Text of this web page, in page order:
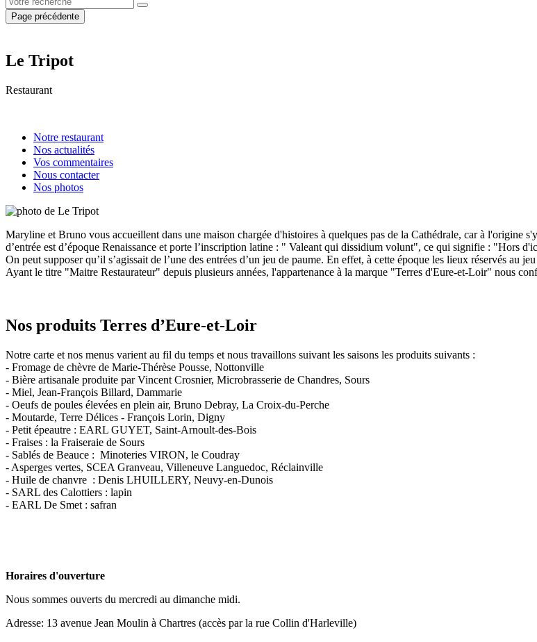
Page précédente
Le Tripot
Restaurant
Notre restaurant
Nos actualités
Vos commentaires
Nous contacter
Nos photos
Maryline et Bruno vous accueillent dans une maison chargée d'histoires à quelques pas de la Cathédrale, car à l'origine
d’entrée est d’époque Renaissance et porte l’inscription latine : " Valeant qui dissidium volunt", ce qui signifie : "Hors
On peut supposer qu’il s’agissait de l’une des entrées d’un jeu de paume. En effet, à cette époque les lieux réservés au
Ayant le titre "Maitre Restaurateur" depuis plusieurs années, l'appartenance à la marque "Terres d'Eure-et-Loir" nous
Nos produits Terres d’Eure-et-Loir
Notre carte et nos menus varient au fil du temps et nous travaillons suivant les saisons les produits suivants :
- Fromage de chèvre de Marie-Thérèse Pousse, Nottonville
- Bière artisanale produite par Vincent Crosnier, Microbrasserie de Chandres, Sours
- Miel, Jean-François Billard, Dammarie
- Oeufs de poules élevées en plein air, Bruno Debray, La Croix-du-Perche
- Moutarde, Terre Délices - François Lorin, Digny
- Petit épeautre : EARL GUYET, Saint-Arnoult-des-Bois
- Fraises : la Fraiseraie de Sours
- Sablés de Beauce : Minoteries VIRON, le Coudray
- Asperges vertes, SCEA Granveau, Villeneuve Languedoc, Réclainville
- Huile de chanvre : Denis LHUILLERY, Neuvy-en-Dunois
- SARL des Calottiers : lapin
- EARL De Smet : safran
Horaires d'ouverture
Nous sommes ouverts du mercredi au dimanche midi.
Adresse: 13 avenue Jean Moulin à Chartres (accès par la rue Collin d'Harleville)